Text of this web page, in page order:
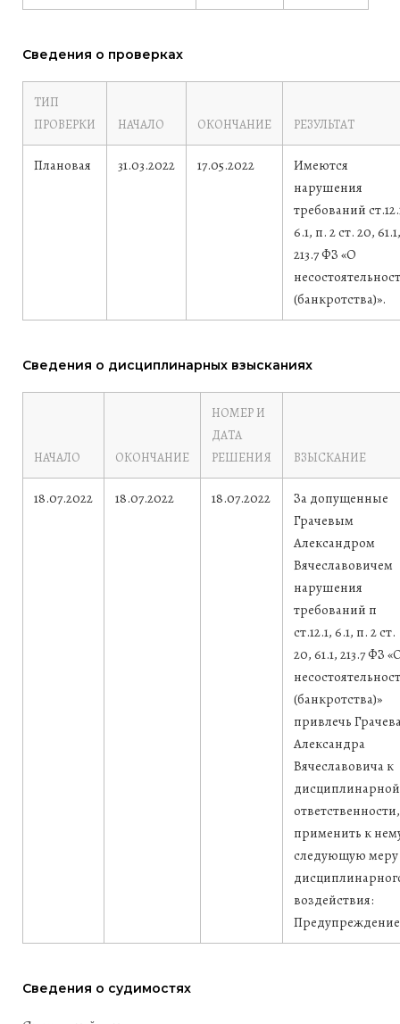
Сведения о проверках
ТИП
ПРОВЕРКИ
НАЧАЛО ОКОНЧАНИЕ РЕЗУЛЬТАТ
Плановая 31.03.2022 17.05.2022
Имеются
нарушения
требований
6.1, п. 2 ст. 20, 61.1,
213.7 ФЗ «О
(банкротства)».
Сведения о дисциплинарных взысканиях
НАЧАЛО ОКОНЧАНИЕ
НОМЕР И
ДАТА
РЕШЕНИЯ
ВЗЫСКАНИЕ
18.07.2022 18.07.2022 18.07.2022
За допущенные
Грачевым
Александром
Вячеславовичем
нарушения
требований п
ст.12.1, 6.1, п. 2 ст.
20, 61.1, 213.7 ФЗ
(банкротства)»
привлечь
Александра
Вячеславовича к
дисциплинарной
ответственности,
применить к
следующую меру
воздействия:
Сведения о судимостях